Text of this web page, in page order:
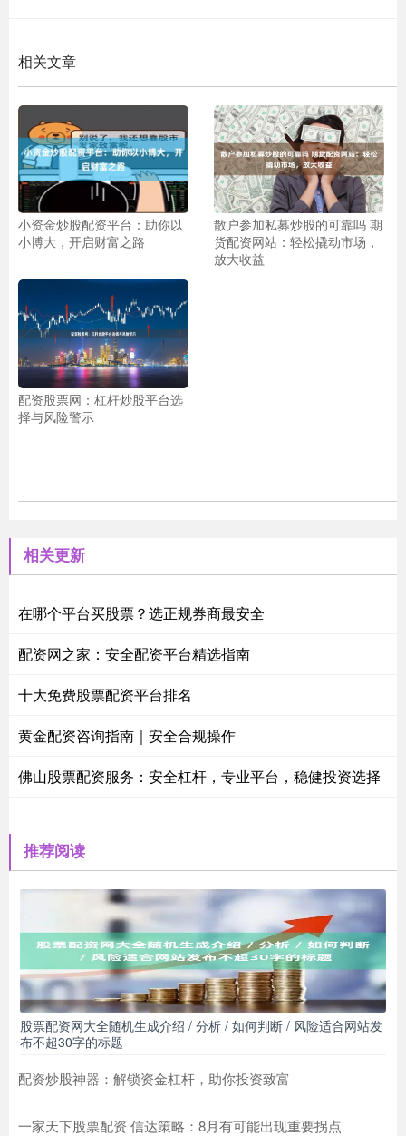
相关文章
小资金炒股配资平台：助你以
小博大，开启财富之路
散户参加私募炒股的可靠吗 期
货配资网站：轻松撬动市场，
放大收益
配资股票网：杠杆炒股平台选
择与风险警示
相关更新
在哪个平台买股票？选正规券商最安全
配资网之家：安全配资平台精选指南
十大免费股票配资平台排名
黄金配资咨询指南｜安全合规操作
佛山股票配资服务：安全杠杆，专业平台，稳健投资选择
推荐阅读
股票配资网大全随机生成介绍 / 分析 / 如何判断 / 风险适合网站发
布不超30字的标题
配资炒股神器：解锁资金杠杆，助你投资致富
一家天下股票配资 信达策略：8月有可能出现重要拐点